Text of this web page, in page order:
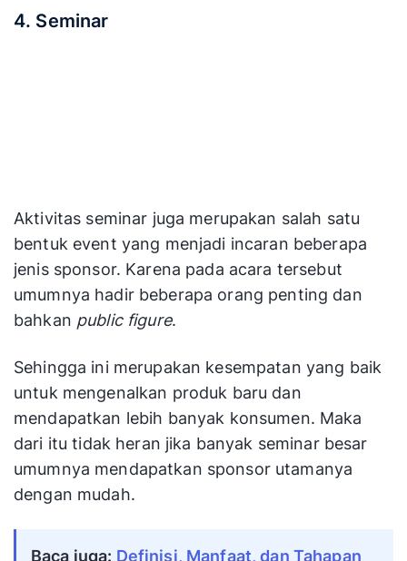
4. Seminar
Aktivitas seminar juga merupakan salah satu
bentuk event yang menjadi incaran beberapa
jenis sponsor. Karena pada acara tersebut
umumnya hadir beberapa orang penting dan
bahkanpublic figure.
Sehingga ini merupakan kesempatan yang baik
untuk mengenalkan produk baru dan
mendapatkan lebih banyak konsumen. Maka